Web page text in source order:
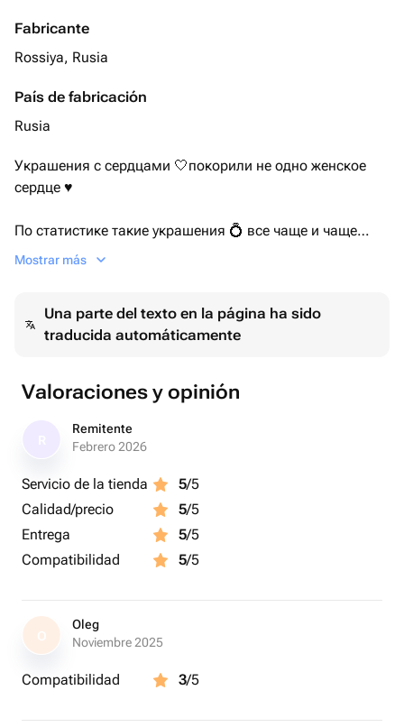
Fabricante
Rossiya, Rusia
País de fabricación
Rusia
Украшения с сердцами 🤍покорили не одно женское
сердце ♥️
По статистике такие украшения 💍 все чаще и чаще
покупают в подарок 🎁
В НАЛИЧИИ серьги и чокер, выполнены из:
✔️перламутра
✔️швенз серебра 925 пробы с фианитами
✔️фурнитуры с родиевым покрытием
Длина серег 3 см
Вес чокера 27 гр
Вес сережек 6 гр
Mostrar más
Una parte del texto en la página ha sido
traducida automáticamente
Valoraciones y opinión
Remitente
Febrero 2026
Servicio de la tienda 5/5
Calidad/precio
5/5
Entrega
5/5
Compatibilidad
5/5
O
Oleg
Noviembre 2025
Compatibilidad 3/5